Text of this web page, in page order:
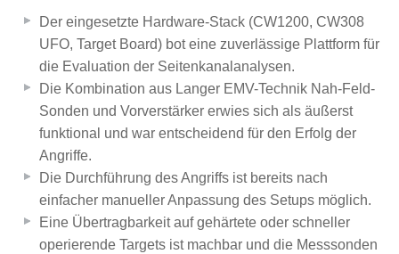
Der eingesetzte Hardware-Stack (CW1200, CW308
UFO, Target Board) bot eine zuverlässige Plattform für
die Evaluation der Seitenkanalanalysen.
Die Kombination aus Langer EMV-Technik Nah-Feld-
Sonden und Vorverstärker erwies sich als äußerst
funktional und war entscheidend für den Erfolg der
Angriffe.
Die Durchführung des Angriffs ist bereits nach
einfacher manueller Anpassung des Setups möglich.
Eine Übertragbarkeit auf gehärtete oder schneller
operierende Targets ist machbar und die Messsonden